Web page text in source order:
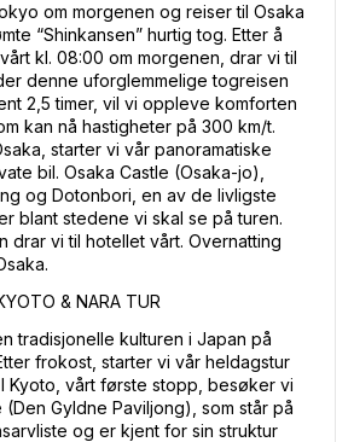
om morgenen og reiser til Osaka
“Shinkansen” hurtig tog. Etter å
kl. 08:00 om morgenen, drar vi til
denne uforglemmelige togreisen
2,5 timer, vil vi oppleve komforten
kan nå hastigheter på 300 km/t.
starter vi vår panoramatiske
bil. Osaka Castle (Osaka-jo),
og Dotonbori, en av de livligste
blant stedene vi skal se på turen.
drar vi til hotellet vårt. Overnatting
& NARA TUR
tradisjonelle kulturen i Japan på
frokost, starter vi vår heldagstur
Kyoto, vårt første stopp, besøker vi
(Den Gyldne Paviljong), som står på
og er kjent for sin struktur